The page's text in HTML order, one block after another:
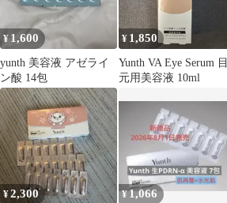
¥ 1,600
yunth 美容液 アゼライ
ン酸 14包
¥ 1,850
Yunth VA Eye Serum 目
元用美容液 10ml
¥2,300 ¥ 1,066